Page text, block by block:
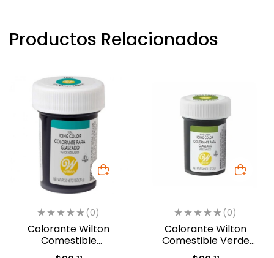
Productos Relacionados
(0)
Colorante Wilton
Comestible
Turquesa/Verde
(0)
Colorante Wilton
Comestible Verde
Musgo 28.3gr (04-0-